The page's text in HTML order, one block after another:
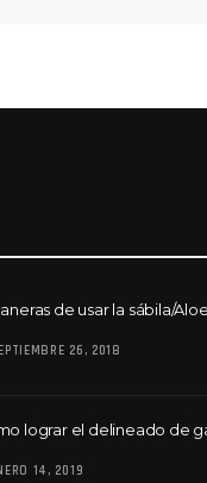
de usar la sábila/
26, 2018
lograr el delineado de
14, 2019